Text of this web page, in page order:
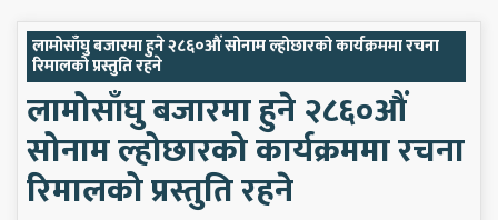
लामोसाँघु बजारमा हुने २८६०औं सोनाम ल्होछारको कार्यक्रममा रचना
रिमालको प्रस्तुति रहने
लामोसाँघु बजारमा हुने २८६०औं
सोनाम ल्होछारको कार्यक्रममा रचना
रिमालको प्रस्तुति रहने